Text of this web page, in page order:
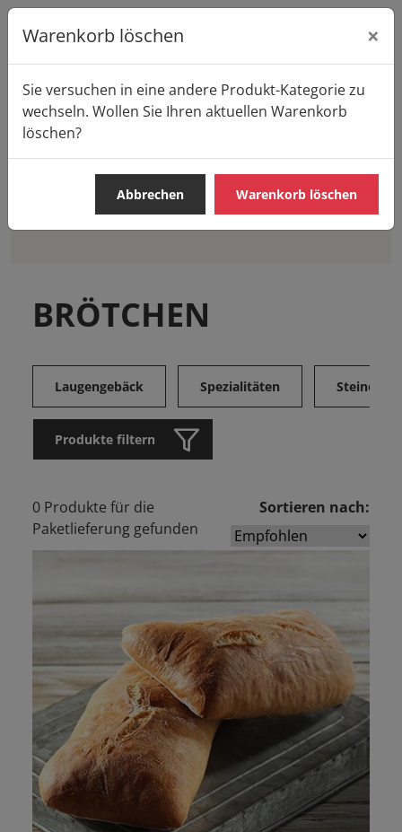
Warenkorb löschen ×
Sie versuchen in eine andere Produkt-Kategorie zu
wechseln. Wollen Sie Ihren aktuellen Warenkorb
löschen?
Abbrechen Warenkorb löschen
Startseite Produkte Casa Pane BRÖTCHEN
BRÖTCHEN SÜSSE TEILCHEN
BRÖTCHEN
Laugengebäck Spezialitäten Steinofen
Produkte filtern
0 Produkte für die
Paketlieferung gefunden
Sortieren nach: